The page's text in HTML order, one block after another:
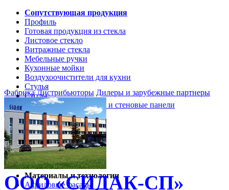
Сопутствующая продукция
Профиль
Готовая продукция из стекла
Листовое стекло
Витражные стекла
Мебельные ручки
Кухонные мойки
Воздухоочистители для кухни
Стулья
Столы
Кухонные столешницы и стеновые панели
Кухни и мебель
Кухни Softline Marine
Кухни Сидак-СП
Гид по декорам
Материалы и технологии
Акриловые фасады
Фабрика Дистрибьюторы Дилеры и зарубежные партнеры
ООО «CИДАК-СП»